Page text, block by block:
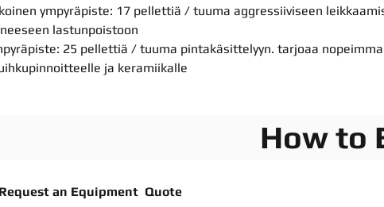
ympyräpiste: 17 pellettiä / tuuma aggressiiviseen
lastunpoistoon
25 pellettiä / tuuma pintakäsittelyyn. tarjoaa
ja keramiikalle
How to
Request an Equipment Quote